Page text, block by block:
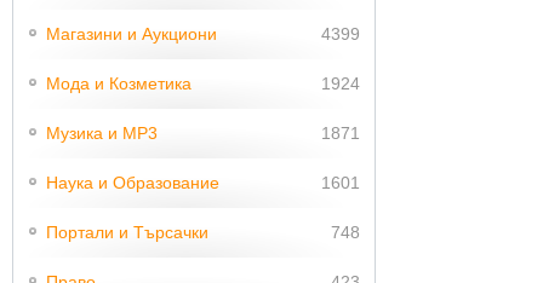
Магазини и Аукциони 4399
Мода и Козметика 1924
Музика и MP3 1871
Наука и Образование 1601
Портали и Търсачки 748